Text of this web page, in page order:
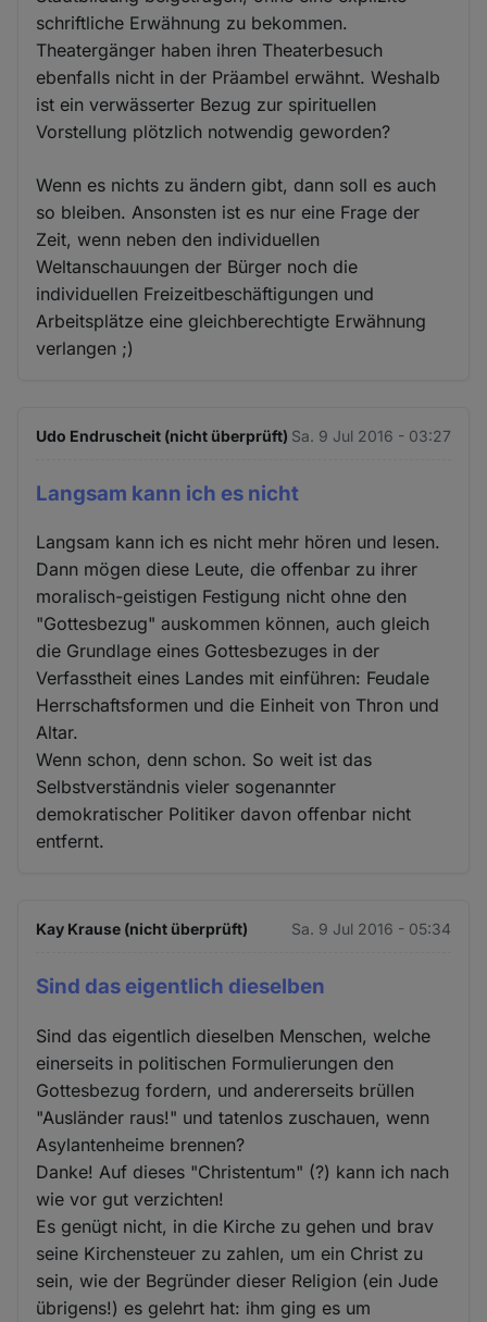
schriftliche Erwähnung zu bekommen.
Theatergänger haben ihren Theaterbesuch
ebenfalls nicht in der Präambel erwähnt. Weshalb
ist ein verwässerter Bezug zur spirituellen
Vorstellung plötzlich notwendig geworden?
Wenn es nichts zu ändern gibt, dann soll es auch
so bleiben. Ansonsten ist es nur eine Frage der
Zeit, wenn neben den individuellen
Weltanschauungen der Bürger noch die
individuellen Freizeitbeschäftigungen und
Arbeitsplätze eine gleichberechtigte Erwähnung
verlangen ;)
Udo Endruscheit (nicht überprüft) Sa. 9 Jul 2016 - 03:27
Langsam kann ich es nicht
Langsam kann ich es nicht mehr hören und lesen.
Dann mögen diese Leute, die offenbar zu ihrer
moralisch-geistigen Festigung nicht ohne den
"Gottesbezug" auskommen können, auch gleich
die Grundlage eines Gottesbezuges in der
Verfasstheit eines Landes mit einführen: Feudale
Herrschaftsformen und die Einheit von Thron und
Altar.
Wenn schon, denn schon. So weit ist das
Selbstverständnis vieler sogenannter
demokratischer Politiker davon offenbar nicht
entfernt.
Kay Krause (nicht überprüft) Sa. 9 Jul 2016 - 05:34
Sind das eigentlich dieselben
Sind das eigentlich dieselben Menschen, welche
einerseits in politischen Formulierungen den
Gottesbezug fordern, und andererseits brüllen
"Ausländer raus!" und tatenlos zuschauen, wenn
Asylantenheime brennen?
Danke! Auf dieses "Christentum" (?) kann ich nach
wie vor gut verzichten!
Es genügt nicht, in die Kirche zu gehen und brav
seine Kirchensteuer zu zahlen, um ein Christ zu
sein, wie der Begründer dieser Religion (ein Jude
übrigens!) es gelehrt hat: ihm ging es um